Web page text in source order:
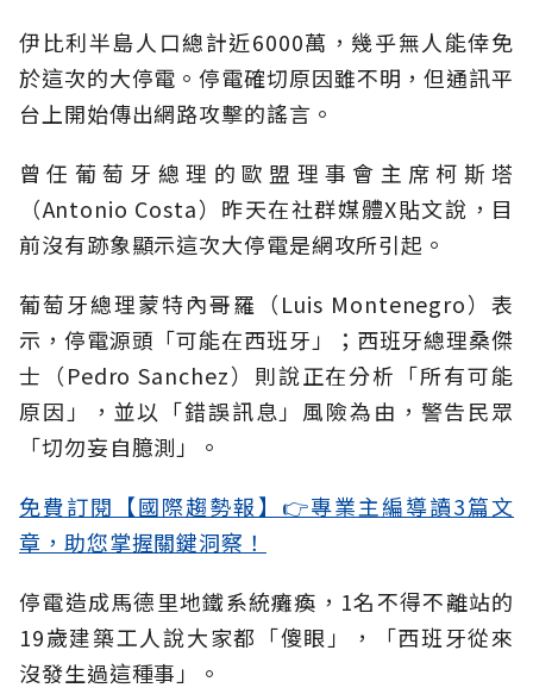
伊比利半島人口總計近6000萬，幾乎無人能倖免
於這次的大停電。停電確切原因雖不明，但通訊平
台上開始傳出網路攻擊的謠言。
曾任葡萄牙總理的歐盟理事會主席柯斯塔
（Antonio Costa）昨天在社群媒體X貼文說，目
前沒有跡象顯示這次大停電是網攻所引起。
葡萄牙總理蒙特內哥羅（Luis Montenegro）表
示，停電源頭「可能在西班牙」；西班牙總理桑傑
士（Pedro Sanchez）則說正在分析「所有可能
原因」，並以「錯誤訊息」風險為由，警告民眾
「切勿妄自臆測」。
免費訂閱【國際趨勢報】👉專業主編導讀3篇文
章，助您掌握關鍵洞察！
停電造成馬德里地鐵系統癱瘓，1名不得不離站的
19歲建築工人說大家都「傻眼」，「西班牙從來
沒發生過這種事」。